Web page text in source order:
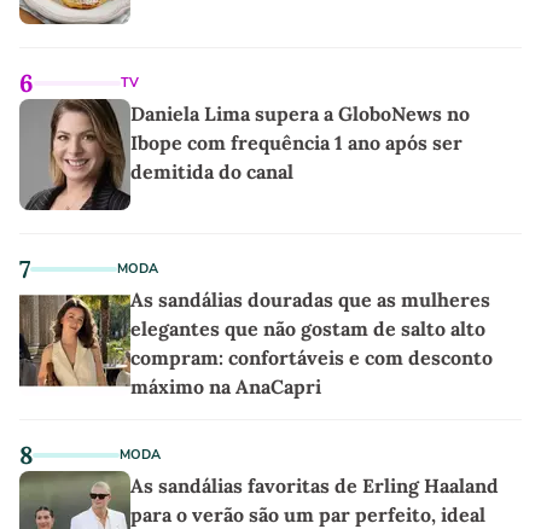
6 TV
Daniela Lima supera a GloboNews no
Ibope com frequência 1 ano após ser
demitida do canal
7 MODA
As sandálias douradas que as mulheres
elegantes que não gostam de salto alto
compram: confortáveis e com desconto
máximo na AnaCapri
8 MODA
As sandálias favoritas de Erling Haaland
para o verão são um par perfeito, ideal